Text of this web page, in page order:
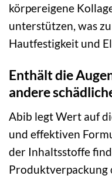
körpereigene
unterstützen, was
Hautfestigkeit und
Enthält die
andere
Abib legt Wert auf
und effektiven
der Inhaltsstoffe
Produktverpackung